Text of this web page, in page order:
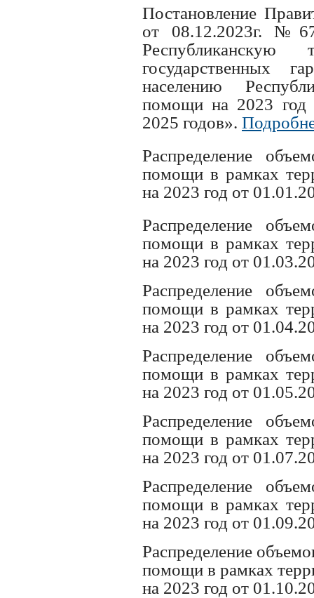
Постановление
от 08.12.2023г.
Республиканскую
государственных
населению
помощи на 2023 год
2025 годов».
Распределение
помощи в рамках
на 2023 год от
Распределение
помощи в рамках
на 2023 год от
Распределение
помощи в рамках
на 2023 год от
Распределение
помощи в рамках
на 2023 год от
Распределение
помощи в рамках
на 2023 год от
Распределение
помощи в рамках
на 2023 год от
Распределение
помощи в рамках
на 2023 год от